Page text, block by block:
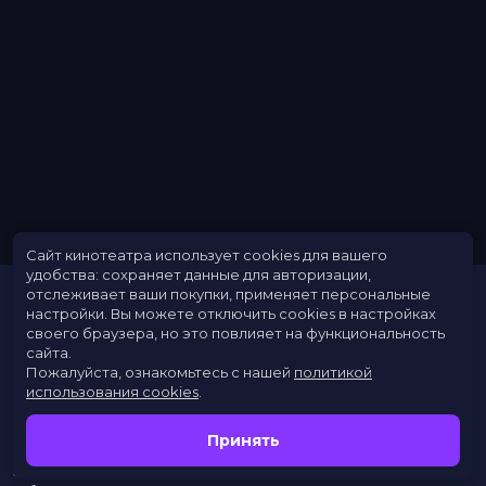
Расписание
Скоро в кино
Заведения
Сайт кинотеатра использует cookies для вашего
удобства: сохраняет данные для авторизации,
отслеживает ваши покупки, применяет персональные
настройки. Вы можете отключить cookies в настройках
своего браузера, но это повлияет на функциональность
сайта.
Пожалуйста, ознакомьтесь с нашей политикой
использования cookies
Принять